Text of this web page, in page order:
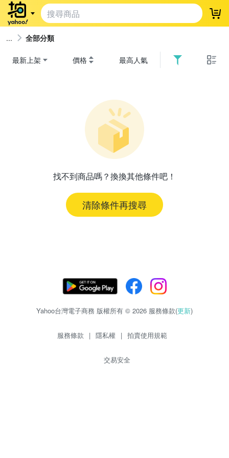
登
全部分類
最新上架 價格 最高人氣
找不到商品嗎？換換其他條件吧！
清除條件再搜尋
Yahoo台灣電子商務 版權所有 © 2026 服務條款(更新)
服務條款 | 隱私權 | 拍賣使用規範
交易安全